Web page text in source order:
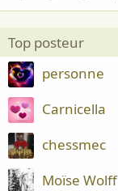
Top posteur
personne
Carnicella
chessmec
Moïse Wolff